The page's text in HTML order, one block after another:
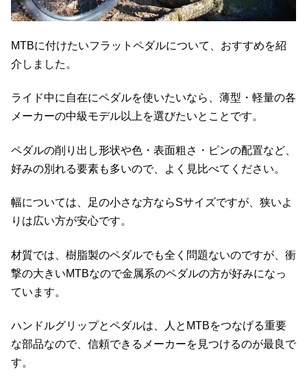
MTBに付けたいフラットペダルについて、おすすめを紹
介しました。
ライド中に自在にペダルを使いたいなら、薄型・軽量の各
メーカーの中級モデル以上を選びたいとことです。
ペダルの削り出し形状や色・表面粗さ・ピンの配置など、
好みの別れる要素も多いので、よく見比べてください。
幅については、足の小さな方ならSサイズですが、狭いよ
りは広い方が安心です。
材質では、樹脂製のペダルでも全く問題ないのですが、衝
撃の大きいMTBなので金属系のペダルの方が好みになっ
ています。
ハンドルグリップとペダルは、人とMTBをつなげる重要
な部品なので、信頼できるメーカーを見つけるのが最良で
す。